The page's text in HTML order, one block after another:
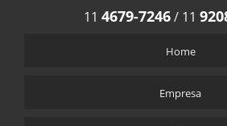
11 4679-7246/ 11
Home
Empresa